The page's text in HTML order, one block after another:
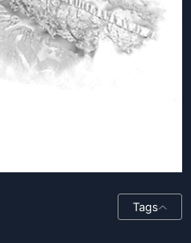
Tags